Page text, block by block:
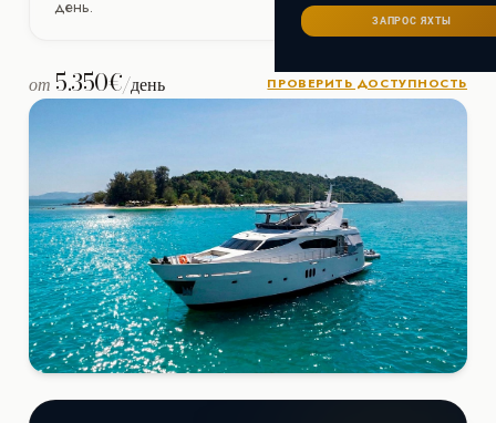
Ибица
ИТАЛИЯ
Сардиния
Франция
САНКТ-ПЕТЕРБУРГ
ЗАПРОС ЯХТЫ
день.
от 5.350€/день ПРОВЕРИТЬ ДОСТУПНОСТЬ